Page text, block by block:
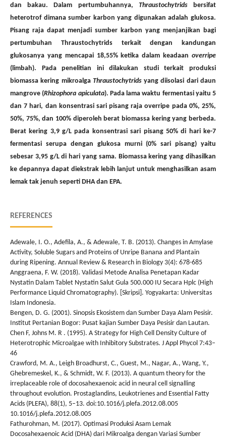
dan bakau. Dalam pertumbuhannya, Thraustochytridsbersifat
heterotrof dimana sumber karbon yang digunakan adalah glukosa.
Pisang raja dapat menjadi sumber karbon yang menjanjikan bagi
pertumbuhan Thraustochytrids terkait dengan kandungan
glukosanya yang mencapai 18,55% ketika dalam keadaan overripe
(limbah). Pada penelitian ini dilakukan studi terkait produksi
biomassa kering mikroalga Thraustochytridsyang diisolasi dari daun
mangrove (Rhizophora apiculata). Pada lama waktu fermentasi yaitu 5
dan 7 hari, dan konsentrasi sari pisang raja overripe pada 0%, 25%,
50%, 75%, dan 100% diperoleh berat biomassa kering yang berbeda.
Berat kering 3,9 g/L pada konsentrasi sari pisang 50% di hari ke-7
fermentasi serupa dengan glukosa murni (0% sari pisang) yaitu
sebesar 3,95 g/L di hari yang sama. Biomassa kering yang dihasilkan
ke depannya dapat diekstrak lebih lanjut untuk menghasilkan asam
lemak tak jenuh seperti DHA dan EPA.
REFERENCES
Adewale, I. O., Adefila, A., & Adewale, T. B. (2013). Changes in Amylase
Activity, Soluble Sugars and Proteins of Unripe Banana and Plantain
during Ripening. Annual Review & Research in Biology 3(4): 678-685
Anggraena, F. W. (2018). Validasi Metode Analisa Penetapan Kadar
Nystatin Dalam Tablet Nystatin Salut Gula 500.000 IU Secara Hplc (High
Performance Liquid Chromatography). [Skripsi]. Yogyakarta: Universitas
Islam Indonesia.
Bengen, D. G. (2001). Sinopsis Ekosistem dan Sumber Daya Alam Pesisir.
Institut Pertanian Bogor: Pusat kajian Sumber Daya Pesisir dan Lautan.
Chen F, Johns M. R . (1995). A Strategy for High Cell Density Culture of
Heterotrophic Microalgae with Inhibitory Substrates. J Appl Phycol 7:43–
46
Crawford, M. A., Leigh Broadhurst, C., Guest, M., Nagar, A., Wang, Y.,
Ghebremeskel, K., & Schmidt, W. F. (2013). A quantum theory for the
irreplaceable role of docosahexaenoic acid in neural cell signalling
throughout evolution. Prostaglandins, Leukotrienes and Essential Fatty
Acids (PLEFA), 88(1), 5–13. doi:10.1016/j.plefa.2012.08.005
10.1016/j.plefa.2012.08.005
Fathurohman, M. (2017). Optimasi Produksi Asam Lemak
Docosahexaenoic Acid (DHA) dari Mikroalga dengan Variasi Sumber